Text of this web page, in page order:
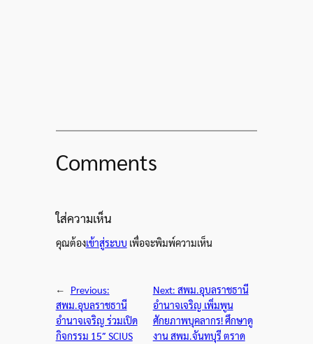
Comments
ใส่ความเห็น
คุณต้องเข้าสู่ระบบ เพื่อจะพิมพ์ความเห็น
←
Previous:
สพม.อุบลราชธานี
อำนาจเจริญ ร่วมเปิด
กิจกรรม 15″ SCIUS
Next: สพม.อุบลราชธานี
อำนาจเจริญ เพิ่มพูน
ศักยภาพบุคลากร! ศึกษาดู
งาน สพม.จันทบุรี ตราด